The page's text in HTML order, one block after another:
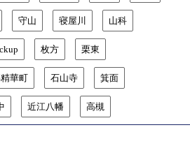
守山 寝屋川 山科
枚方 栗東
華町 石山寺 箕面
近江八幡 高槻